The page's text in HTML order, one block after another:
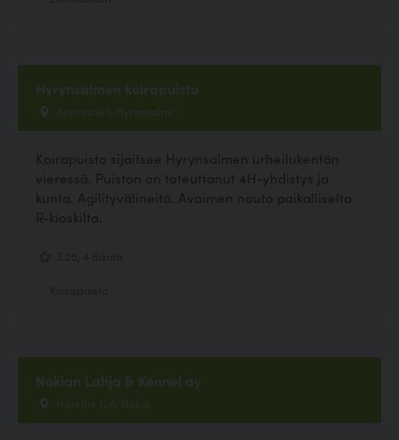
Hyrynsalmen koirapuisto
Asematie 1, Hyrynsalmi
Koirapuisto sijaitsee Hyrynsalmen urheilukentän
vieressä. Puiston on toteuttanut 4H-yhdistys ja
kunta. Agilityvälineitä. Avaimen nouto paikalliselta
R-kioskilta.
Nokian Lahja & Kennel ay
Härkitie 12A, Nokia